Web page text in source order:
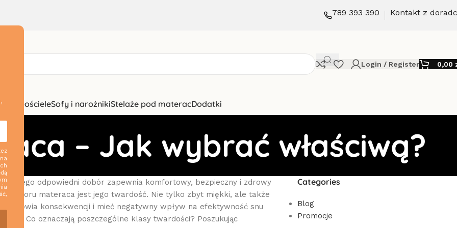
789 393 390 Kontakt z
Login / Register 0,00
i pościeleSofy i narożnikiStelaże pod materacDodatki
– Jak wybrać właściwą?
Jego odpowiedni dobór zapewnia komfortowy, bezpieczny i zdrowy
wyboru materaca jest jego twardość. Nie tylko zbyt miękki, ale także
konsekwencji i mieć negatywny wpływ na efektywność snu
Co oznaczają poszczególne klasy twardości? Poszukując
Categories
Blog
Promocje